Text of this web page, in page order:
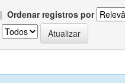
| Ordenar registros por